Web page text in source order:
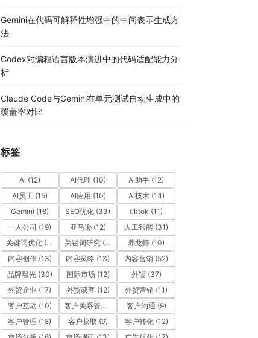
Gemini在代码可解释性增强中的中间表示生成方
法
Codex对编程语言版本演进中的代码适配能力分
析
Claude Code与Gemini在单元测试自动生成中的
覆盖率对比
标签
AI (12) AI代理 (10) AI助手 (12)
AI员工(15) AI应用 (10) AI技术(14)
Gemini (18) SEO优化 (33) tiktok (11)
一人公司 (19) 亚马逊(12) 人工智能 (31)
关键词优化 (10) 关键词研究(12) 养龙虾 (10)
内容创作(13) 内容策略 (13) 内容营销 (52)
品牌曝光(30) 国际市场 (12) 外贸(37)
外贸企业 (17) 外贸获客(12) 外贸营销 (11)
客户互动 (10) 客户关系管理 客户沟通 (9)
客户管理 (18) 客户获取 (9) 客户转化(12)